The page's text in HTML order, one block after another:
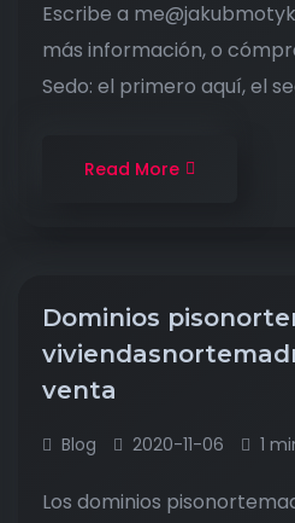
Escribe a
más información, o
Sedo: el primero aquí, el
Read More
Dominios
venta
Blog 2020-11-06 1
Los dominios